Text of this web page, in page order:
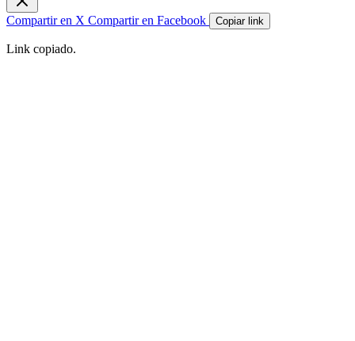
Compartir en X Compartir en Facebook Copiar link
Link copiado.